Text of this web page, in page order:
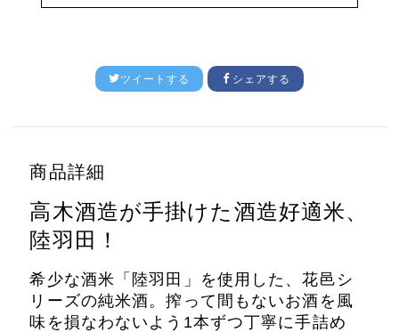
ツイートする シェアする
商品詳細
高木酒造が手掛けた酒造好適米、
陸羽田！
希少な酒米「陸羽田」を使用した、花邑シ
リーズの純米酒。搾って間もないお酒を風
味を損なわないよう1本ずつ丁寧に手詰め